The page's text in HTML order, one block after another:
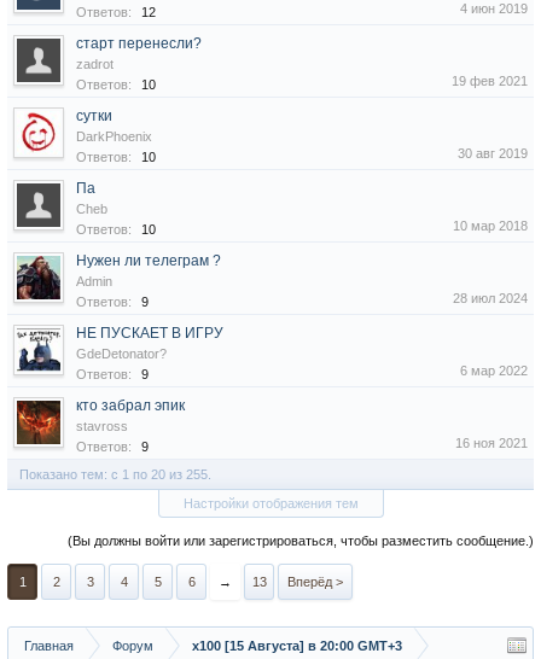
Ответов:
12 4 июн 2019
старт перенесли?
zadrot
Ответов:
10 19 фев 2021
сутки
DarkPhoenix
Ответов:
10 30 авг 2019
Па
Cheb
Ответов:
10 10 мар 2018
Нужен ли телеграм ?
Admin
Ответов:
9 28 июл 2024
НЕ ПУСКАЕТ В ИГРУ
GdeDetonator?
Ответов:
9 6 мар 2022
кто забрал эпик
stavross
Ответов:
9 16 ноя 2021
Показано тем: с 1 по 20 из 255.
Настройки отображения тем
(Вы должны войти или зарегистрироваться, чтобы разместить сообщение.)
1 2 3 4 5 6 → 13 Вперёд >
Главная Форум х100 [15 Августа] в 20:00 GMT+3